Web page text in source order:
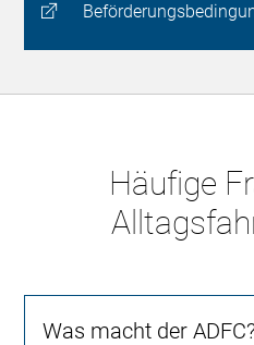
Häufige
Was macht der